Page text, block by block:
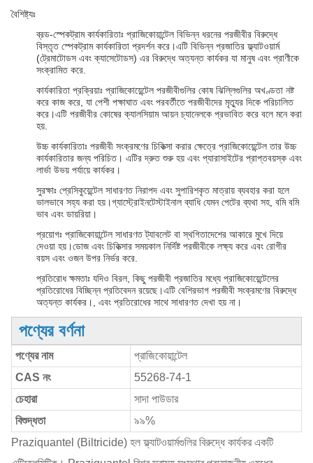
বৈশিষ্ট্যঃ
ব্রড-স্পেকট্রাম কার্যকারিতাঃ প্রাজিকোয়ান্টেল বিভিন্ন ধরনের পরজীবীর বিরুদ্ধে
বিস্তৃত স্পেকট্রাম কার্যকারিতা প্রদর্শন করে।এটি বিভিন্ন প্রজাতির ফ্ল্যাটওয়ার্ম
(ট্রেমাটোডস এবং ক্যাসেটোডস) এর বিরুদ্ধে অত্যন্ত কার্যকর যা মানুষ এবং প্রাণীকে
সংক্রামিত করে.
কার্যকারিতা প্রক্রিয়াঃ প্রাজিকোয়েন্টেল পরজীবীগুলির কোষ ঝিল্লিগুলির অখণ্ডতা নষ্ট
করে কাজ করে, যা পেশী পক্ষাঘাত এবং পরবর্তীতে পরজীবীদের মৃত্যুর দিকে পরিচালিত
করে।এটি পরজীবীর কোষের ক্যালসিয়াম আয়ন চ্যানেলকে প্রভাবিত করে বলে মনে করা
হয়.
উচ্চ কার্যকারিতাঃ পরজীবী সংক্রমণের চিকিত্সা করার ক্ষেত্রে প্রাজিকোয়েন্টেল তার উচ্চ
কার্যকারিতার জন্য পরিচিত। এটির দ্রুত শুরু হয় এবং প্যারাসাইটের প্রাপ্তবয়স্ক এবং
লার্ভা উভয় পর্যায়ে কার্যকর।
সুরক্ষাঃ প্রেসিকুয়েন্টেল সাধারণত নিরাপদ এবং সুপারিশকৃত মাত্রায় ব্যবহার করা হলে
ভালভাবে সহ্য করা হয়।গ্যাস্ট্রোইনটেস্টাইনাল ব্যাধি যেমন পেটের ব্যথা সহ, বমি বমি
ভাব এবং ডায়রিয়া।
প্রয়োগঃ প্রাজিকোয়ান্টেল সাধারণত ট্যাবলেট বা স্থগিতাদেশের আকারে মুখে দিয়ে
দেওয়া হয়।ডোজ এবং চিকিত্সার সময়কাল নির্দিষ্ট পরজীবীকে লক্ষ্য করে এবং রোগীর
বয়স এবং ওজন উপর নির্ভর করে.
প্রতিরোধ ক্ষমতাঃ যদিও বিরল, কিছু পরজীবী প্রজাতির মধ্যে প্রাজিকোয়েন্টেলের
প্রতিরোধের বিচ্ছিন্ন প্রতিবেদন রয়েছে।এটি বেশিরভাগ পরজীবী সংক্রমণের বিরুদ্ধে
অত্যন্ত কার্যকর।, এবং প্রতিরোধের সাথে সাধারণত দেখা হয় না।
পণ্যের বর্ণনা
পণ্যের নাম
প্রাজিকোয়ান্টেল
CAS নং
55268-74-1
চেহারা
সাদা পাউডার
বিশুদ্ধতা
৯৯%
Praziquantel (Biltricide) হল ফ্ল্যাটওয়ার্মগুলির বিরুদ্ধে কার্যকর একটি